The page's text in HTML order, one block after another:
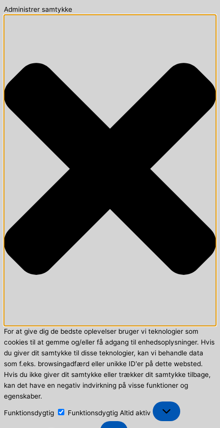
Administrer samtykke
For at give dig de bedste oplevelser bruger vi teknologier som
cookies til at gemme og/eller få adgang til enhedsoplysninger. Hvis
du giver dit samtykke til disse teknologier, kan vi behandle data
som f.eks. browsingadfærd eller unikke ID'er på dette websted.
Hvis du ikke giver dit samtykke eller trækker dit samtykke tilbage,
kan det have en negativ indvirkning på visse funktioner og
egenskaber.
Funktionsdygtig Funktionsdygtig Altid aktiv